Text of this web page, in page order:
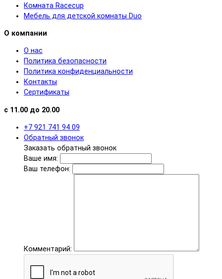
Комната Racecup
Мебель для детской комнаты Duo
О компании
О нас
Политика безопасности
Политика конфиденциальности
Контакты
Сертификаты
с 11.00 до 20.00
+7 921 741 94 09
Обратный звонок
Заказать обратный звонок
Ваше имя:
Ваш телефон:
Комментарий: